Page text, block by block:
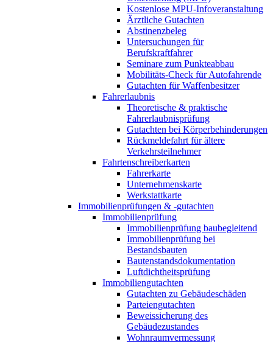
Kostenlose MPU-Infoveranstaltung
Ärztliche Gutachten
Abstinenzbeleg
Untersuchungen für
Berufskraftfahrer
Seminare zum Punkteabbau
Mobilitäts-Check für Autofahrende
Gutachten für Waffenbesitzer
Fahrerlaubnis
Theoretische & praktische
Fahrerlaubnisprüfung
Gutachten bei Körperbehinderungen
Rückmeldefahrt für ältere
Verkehrsteilnehmer
Fahrtenschreiberkarten
Fahrerkarte
Unternehmenskarte
Werkstattkarte
Immobilienprüfungen & -gutachten
Immobilienprüfung
Immobilienprüfung baubegleitend
Immobilienprüfung bei
Bestandsbauten
Bautenstandsdokumentation
Luftdichtheitsprüfung
Immobiliengutachten
Gutachten zu Gebäudeschäden
Parteiengutachten
Beweissicherung des
Gebäudezustandes
Wohnraumvermessung